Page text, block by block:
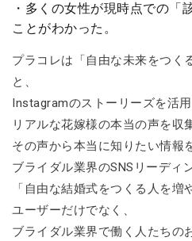
・多くの女性が現時点での「
ことがわかった。
プラコレは「自由な未来をつく
と、
Instagramのストーリーズを活用
リアルな花嫁様の本当の声を収
その声から本当に知りたい情報
ブライダル業界のSNSリーディ
「自由な結婚式をつくる人を増
ユーザーだけでなく、
ブライダル業界で働く人たちの